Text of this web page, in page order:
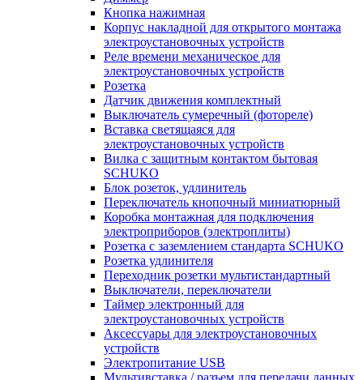
Кнопка нажимная
Корпус накладной для открытого монтажа
электроустановочных устройств
Реле времени механическое для
электроустановочных устройств
Розетка
Датчик движения комплектный
Выключатель сумеречный (фотореле)
Вставка светящаяся для
электроустановочных устройств
Вилка с защитным контактом бытовая
SCHUKO
Блок розеток, удлинитель
Переключатель кнопочный миниатюрный
Коробка монтажная для подключения
электроприборов (электроплиты)
Розетка с заземлением стандарта SCHUKO
Розетка удлинителя
Переходник розетки мультистандартный
Выключатели, переключатели
Таймер электронный для
электроустановочных устройств
Аксессуары для электроустановочных
устройств
Электропитание USB
Мультивставка / разъем для передачи данных